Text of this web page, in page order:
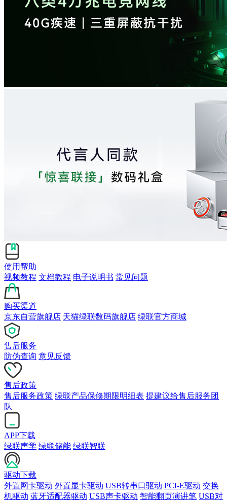
使用帮助
视频教程 文档教程 电子说明书 常见问题
购买渠道
京东自营旗舰店 天猫绿联数码旗舰店 绿联官方商城
售后服务
防伪查询 意见反馈
售后政策
售后服务政策 绿联产品保修期限明细表 提建议给售后服务团
队
APP下载
绿联声学 绿联储能 绿联智联
驱动下载
外置网卡驱动 外置显卡驱动 USB转串口驱动 PCI-E驱动 交换
机驱动 蓝牙适配器驱动 USB声卡驱动 智能翻页演讲笔 USB对